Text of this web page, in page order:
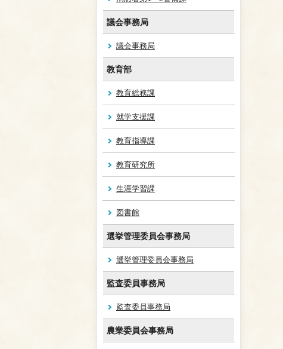
議会事務局
議会事務局
教育部
教育総務課
就学支援課
教育指導課
教育研究所
生涯学習課
図書館
選挙管理委員会事務局
選挙管理委員会事務局
監査委員事務局
監査委員事務局
農業委員会事務局